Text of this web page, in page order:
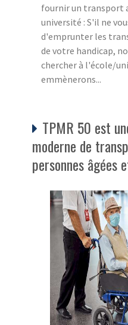
fournir un transport
université : S'il ne
d'emprunter les
de votre handicap,
chercher à l'école/
emmènerons...
TPMR 50 est
moderne de
personnes âgées